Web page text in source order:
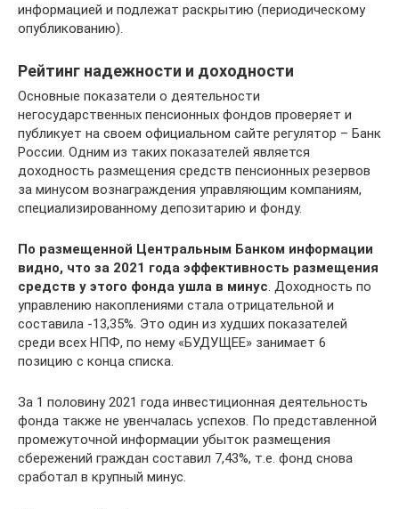
информацией и подлежат раскрытию (периодическому
опубликованию).
Рейтинг надежности и доходности
Основные показатели о деятельности
негосударственных пенсионных фондов проверяет и
публикует на своем официальном сайте регулятор – Банк
России. Одним из таких показателей является
доходность размещения средств пенсионных резервов
за минусом вознаграждения управляющим компаниям,
специализированному депозитарию и фонду.
По размещенной Центральным Банком информации
видно, что за 2021 года эффективность размещения
средств у этого фонда ушла в минус. Доходность по
управлению накоплениями стала отрицательной и
составила -13,35%. Это один из худших показателей
среди всех НПФ, по нему «БУДУЩЕЕ» занимает 6
позицию с конца списка.
За 1 половину 2021 года инвестиционная деятельность
фонда также не увенчалась успехов. По представленной
промежуточной информации убыток размещения
сбережений граждан составил 7,43%, т.е. фонд снова
сработал в крупный минус.